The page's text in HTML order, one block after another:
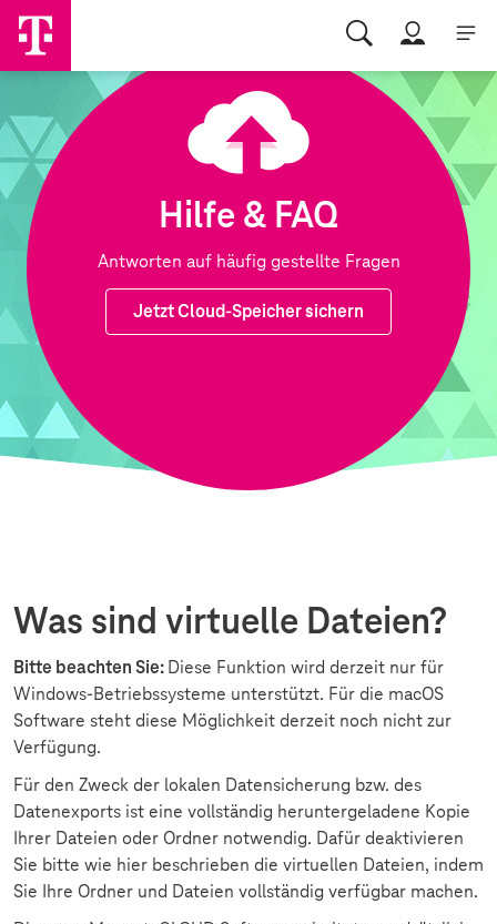
Hilfe & FAQ
Antworten auf häufig gestellte Fragen
Jetzt Cloud-Speicher sichern
Was sind virtuelle Dateien?
Bitte beachten Sie:Diese Funktion wird derzeit nur für
Windows-Betriebssysteme unterstützt. Für die macOS
Software steht diese Möglichkeit derzeit noch nicht zur
Verfügung.
Für den Zweck der lokalen Datensicherung bzw. des
Datenexports ist eine vollständig heruntergeladene Kopie
Ihrer Dateien oder Ordner notwendig. Dafür deaktivieren
Sie bitte wie hier beschrieben die virtuellen Dateien, indem
Sie Ihre Ordner und Dateien vollständig verfügbar machen.